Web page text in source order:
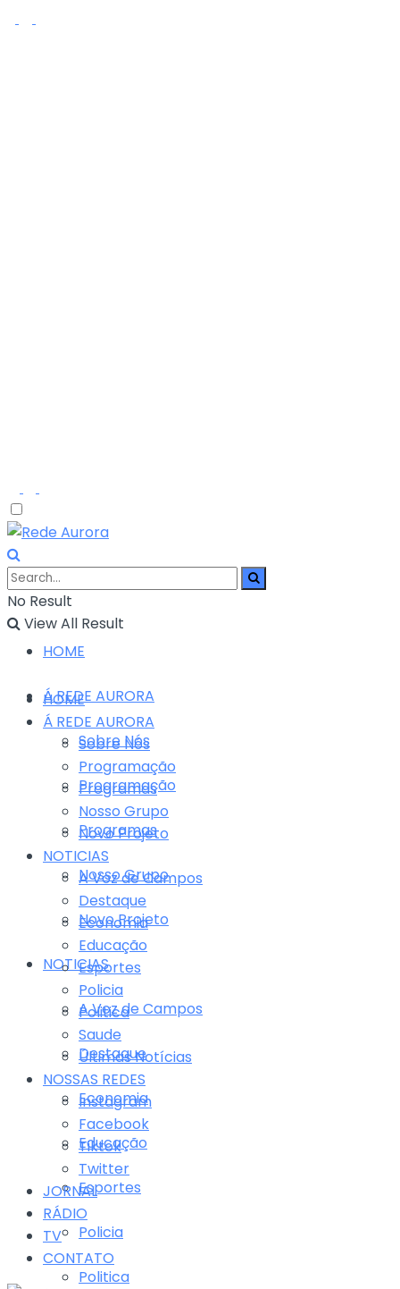
No Result
View All Result
HOME
Á REDE AURORA
Sobre Nós
Programação
Programas
Nosso Grupo
Novo Projeto
NOTICIAS
A Voz de Campos
Destaque
Economia
Educação
Esportes
Policia
Politica
HOME
Á REDE AURORA
Sobre Nós
Programação
Programas
Nosso Grupo
Novo Projeto
NOTICIAS
A Voz de Campos
Destaque
Economia
Educação
Esportes
Policia
Politica
Saude
Últimas Notícias
NOSSAS REDES
Instagram
Facebook
Tiktok
Twitter
JORNAL
RÁDIO
TV
CONTATO